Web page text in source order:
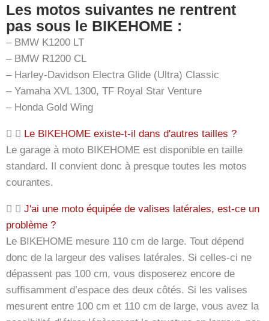
Les motos suivantes ne rentrent
pas sous le BIKEHOME :
– BMW K1200 LT
– BMW R1200 CL
– Harley-Davidson Electra Glide (Ultra) Classic
– Yamaha XVL 1300, TF Royal Star Venture
– Honda Gold Wing
Le BIKEHOME existe-t-il dans d'autres tailles ?
Le garage à moto BIKEHOME est disponible en taille
standard. Il convient donc à presque toutes les motos
courantes.
J'ai une moto équipée de valises latérales, est-ce un
problème ?
Le BIKEHOME mesure 110 cm de large. Tout dépend
donc de la largeur des valises latérales. Si celles-ci ne
dépassent pas 100 cm, vous disposerez encore de
suffisamment d’espace des deux côtés. Si les valises
mesurent entre 100 cm et 110 cm de large, vous avez la